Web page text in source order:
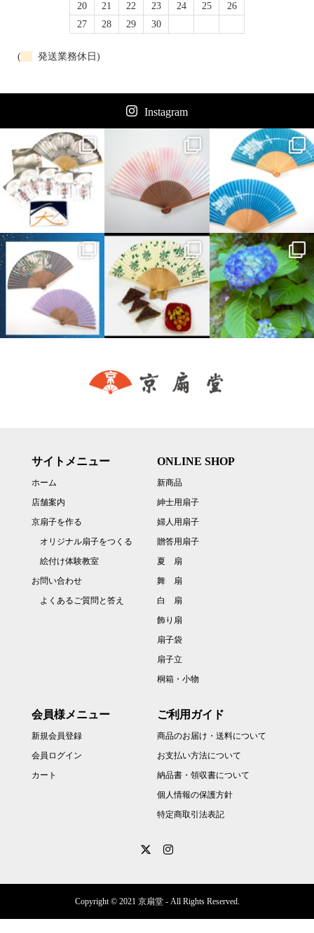
20
21 22 23 24 25
26
27
28 29 30
( 発送業務休日)
Instagram
サイトメニュー
ホーム
店舗案内
京扇子を作る
オリジナル扇子をつくる
絵付け体験教室
お問い合わせ
よくあるご質問と答え
ONLINE SHOP
新商品
紳士用扇子
婦人用扇子
贈答用扇子
夏 扇
舞 扇
白 扇
飾り扇
扇子袋
扇子立
桐箱・小物
会員様メニュー
新規会員登録
会員ログイン
カート
ご利用ガイド
商品のお届け・送料について
お支払い方法について
納品書・領収書について
個人情報の保護方針
特定商取引法表記
Copyright © 2021 京扇堂 - All Rights Reserved.